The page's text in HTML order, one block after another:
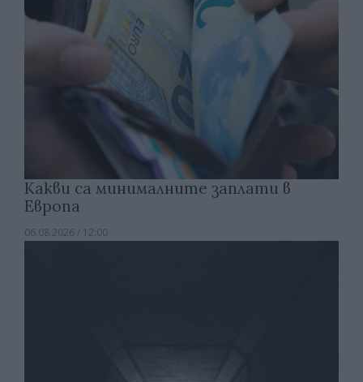
Какви са минималните заплати в
Европа
06.08.2026 / 12:00